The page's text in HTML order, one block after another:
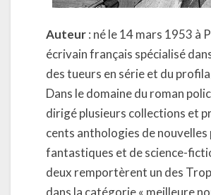
Auteur: né le 14 mars 1953 à
écrivain français spécialisé
des tueurs en série et du
Dans le domaine du roman
dirigé plusieurs collections et
cents anthologies de nouvelles
fantastiques et de science-
deux remportèrent un des
dans la catégorie « meilleure